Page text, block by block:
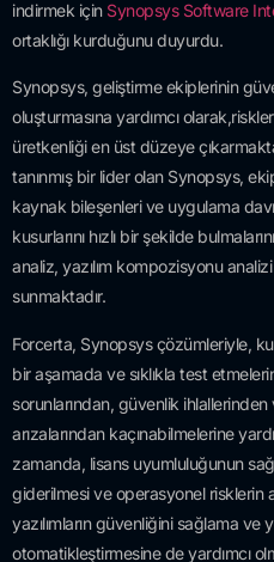
indirmek için Synopsys Software
ortaklığı kurduğunu duyurdu.
Synopsys, geliştirme ekiplerinin
oluşturmasına yardımcı
üretkenliği en üst düzeye
tanınmış bir lider olan Synopsys,
kaynak bileşenleri ve uygulama
kusurlarını hızlı bir şekilde
analiz, yazılım kompozisyonu
sunmaktadır.
Forcerta, Synopsys çözümleriyle,
bir aşamada ve sıklıkla test
sorunlarından, güvenlik
arızalarından kaçınabilmelerine
zamanda, lisans uyumluluğunun
giderilmesi ve operasyonel risklerin
yazılımların güvenliğini sağlama ve
otomatikleştirmesine de yardımcı